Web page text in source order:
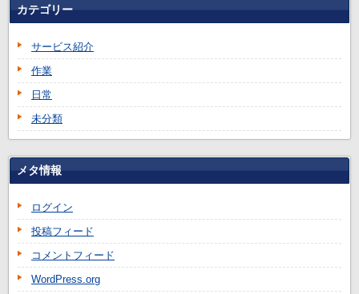
カテゴリー
サービス紹介
作業
日常
未分類
メタ情報
ログイン
投稿フィード
コメントフィード
WordPress.org